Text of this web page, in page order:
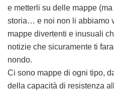
e metterli su delle mappe
storia… e noi non li abbiamo
mappe divertenti e inusuali
notizie che sicuramente ti
nondo.
Ci sono mappe di ogni tipo,
della capacità di resistenza